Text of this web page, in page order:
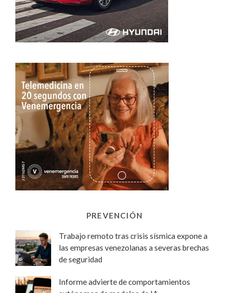
PREVENCIÓN
Trabajo remoto tras crisis sísmica expone a
las empresas venezolanas a severas brechas
de seguridad
Informe advierte de comportamientos